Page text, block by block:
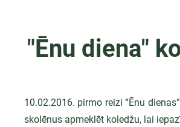
"Ēnu diena"
10.02.2016. pirmo reizi “Ēnu
skolēnus apmeklēt koledžu, lai